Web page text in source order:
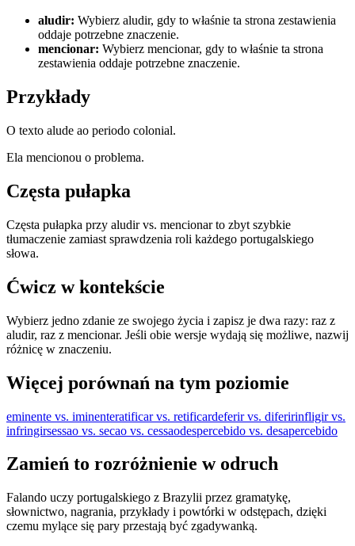
aludir: Wybierz aludir, gdy to właśnie ta strona zestawienia
oddaje potrzebne znaczenie.
mencionar: Wybierz mencionar, gdy to właśnie ta strona
zestawienia oddaje potrzebne znaczenie.
Przykłady
O texto alude ao periodo colonial.
Ela mencionou o problema.
Częsta pułapka
Częsta pułapka przy aludir vs. mencionar to zbyt szybkie
tłumaczenie zamiast sprawdzenia roli każdego portugalskiego
słowa.
Ćwicz w kontekście
Wybierz jedno zdanie ze swojego życia i zapisz je dwa razy: raz z
aludir, raz z mencionar. Jeśli obie wersje wydają się możliwe, nazwij
różnicę w znaczeniu.
Więcej porównań na tym poziomie
eminente vs. iminenteratificar vs. retificardeferir vs. diferirinfligir vs.
infringirsessao vs. secao vs. cessaodespercebido vs. desapercebido
Zamień to rozróżnienie w odruch
Falando uczy portugalskiego z Brazylii przez gramatykę,
słownictwo, nagrania, przykłady i powtórki w odstępach, dzięki
czemu mylące się pary przestają być zgadywanką.